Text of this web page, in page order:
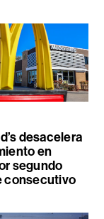
desacelera
en
segundo
consecutivo